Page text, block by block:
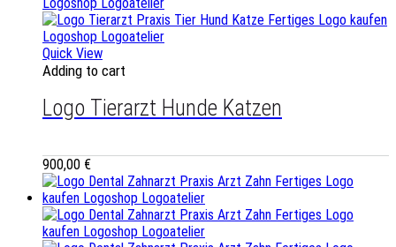
Quick View
Adding to cart
Logo Tierarzt Hunde Katzen
900,00 €